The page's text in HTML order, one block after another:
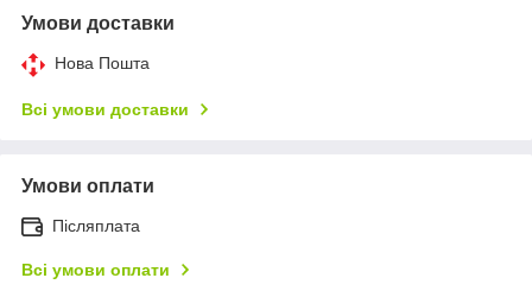
Умови доставки
Нова Пошта
Всі умови доставки
Умови оплати
Післяплата
Всі умови оплати